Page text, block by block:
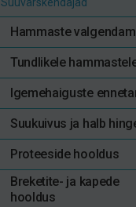
Hammaste
Tundlikele
Igemehaiguste
Suukuivus ja halb
Proteeside hooldus
Breketite- ja kapede
hooldus